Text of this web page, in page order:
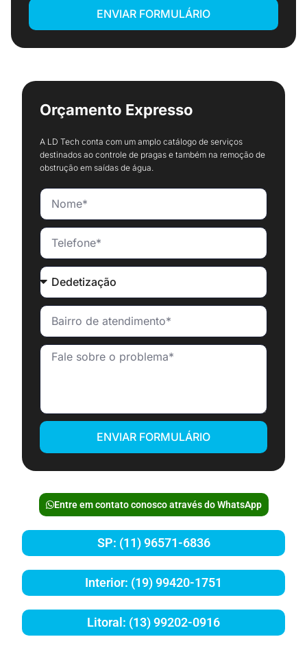
ENVIAR FORMULÁRIO
Orçamento Expresso
A LD Tech conta com um amplo catálogo de serviços
destinados ao controle de pragas e também na remoção de
obstrução em saídas de água.
ENVIAR FORMULÁRIO
Entre em contato conosco através do WhatsApp
SP: (11) 96571-6836
Interior: (19) 99420-1751
Litoral: (13) 99202-0916